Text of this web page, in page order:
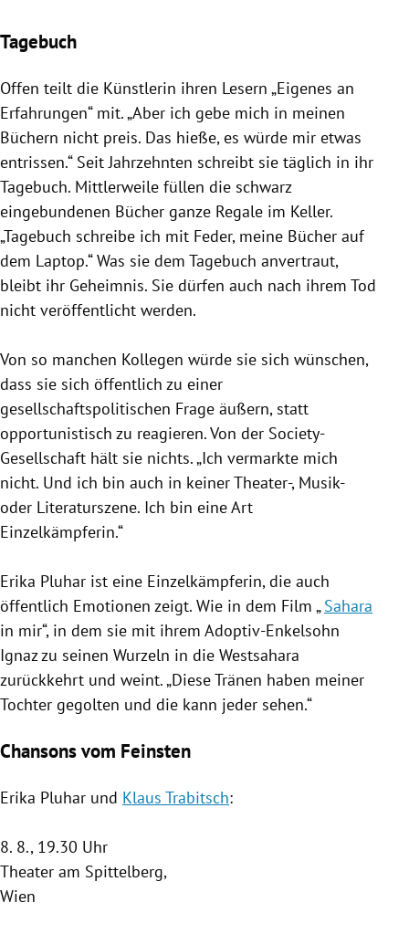
Tagebuch
Offen teilt die Künstlerin ihren Lesern „Eigenes an
Erfahrungen“ mit. „Aber ich gebe mich in meinen
Büchern nicht preis. Das hieße, es würde mir etwas
entrissen.“ Seit Jahrzehnten schreibt sie täglich in ihr
Tagebuch. Mittlerweile füllen die schwarz
eingebundenen Bücher ganze Regale im Keller.
„Tagebuch schreibe ich mit Feder, meine Bücher auf
dem Laptop.“ Was sie dem Tagebuch anvertraut,
bleibt ihr Geheimnis. Sie dürfen auch nach ihrem Tod
nicht veröffentlicht werden.
Von so manchen Kollegen würde sie sich wünschen,
dass sie sich öffentlich zu einer
gesellschaftspolitischen Frage äußern, statt
opportunistisch zu reagieren. Von der Society-
Gesellschaft hält sie nichts. „Ich vermarkte mich
nicht. Und ich bin auch in keiner Theater-, Musik-
oder Literaturszene. Ich bin eine Art
Einzelkämpferin.“
Erika Pluhar ist eine Einzelkämpferin, die auch
öffentlich Emotionen zeigt. Wie in dem Film „Sahara
in mir“, in dem sie mit ihrem Adoptiv-Enkelsohn
Ignaz zu seinen Wurzeln in die Westsahara
zurückkehrt und weint. „Diese Tränen haben meiner
Tochter gegolten und die kann jeder sehen.“
Chansons vom Feinsten
Erika Pluhar und Klaus Trabitsch:
8. 8., 19.30 Uhr
Theater am Spittelberg,
Wien